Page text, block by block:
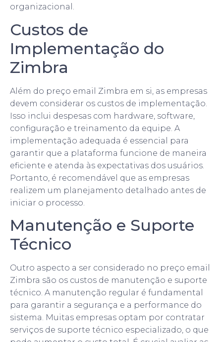
organizacional.
Custos de
Implementação do
Zimbra
Além do preço email Zimbra em si, as empresas
devem considerar os custos de implementação.
Isso inclui despesas com hardware, software,
configuração e treinamento da equipe. A
implementação adequada é essencial para
garantir que a plataforma funcione de maneira
eficiente e atenda às expectativas dos usuários.
Portanto, é recomendável que as empresas
realizem um planejamento detalhado antes de
iniciar o processo.
Manutenção e Suporte
Técnico
Outro aspecto a ser considerado no preço email
Zimbra são os custos de manutenção e suporte
técnico. A manutenção regular é fundamental
para garantir a segurança e a performance do
sistema. Muitas empresas optam por contratar
serviços de suporte técnico especializado, o que